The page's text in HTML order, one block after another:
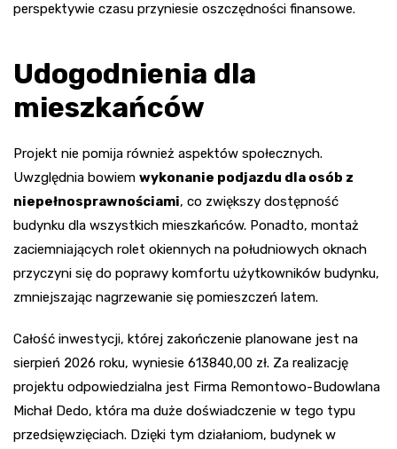
perspektywie czasu przyniesie oszczędności finansowe.
Udogodnienia dla
mieszkańców
Projekt nie pomija również aspektów społecznych.
Uwzględnia bowiem wykonanie podjazdu dla osób z
niepełnosprawnościami, co zwiększy dostępność
budynku dla wszystkich mieszkańców. Ponadto, montaż
zaciemniających rolet okiennych na południowych oknach
przyczyni się do poprawy komfortu użytkowników budynku,
zmniejszając nagrzewanie się pomieszczeń latem.
Całość inwestycji, której zakończenie planowane jest na
sierpień 2026 roku, wyniesie 613840,00 zł. Za realizację
projektu odpowiedzialna jest Firma Remontowo-Budowlana
Michał Dedo, która ma duże doświadczenie w tego typu
przedsięwzięciach. Dzięki tym działaniom, budynek w